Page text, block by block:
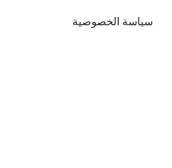
سياسة الخصوصية